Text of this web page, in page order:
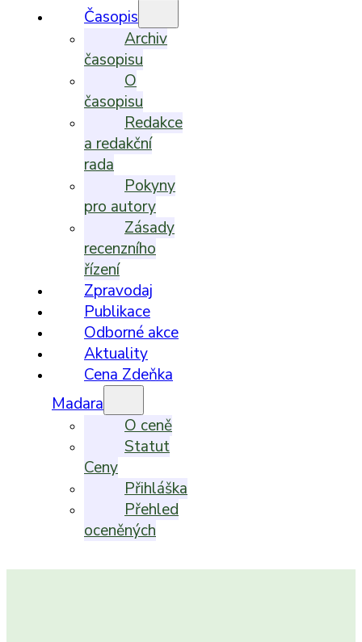
Časopis
Archiv
časopisu
O
časopisu
Redakce
a redakční
rada
Pokyny
pro autory
Zásady
recenzního
řízení
Zpravodaj
Publikace
Odborné akce
Aktuality
Cena Zdeňka
Madara
O ceně
Statut
Ceny
Přihláška
Přehled
oceněných